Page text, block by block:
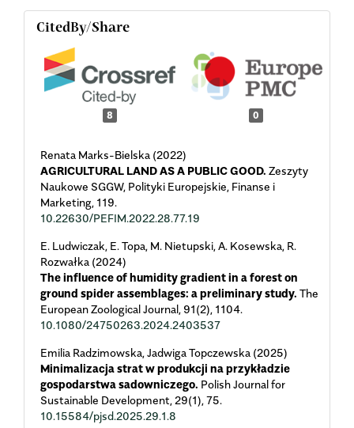
CitedBy/Share
8 0
Renata Marks-Bielska (2022)
AGRICULTURAL LAND AS A PUBLIC GOOD. Zeszyty
Naukowe SGGW, Polityki Europejskie, Finanse i
Marketing, 119.
10.22630/PEFIM.2022.28.77.19
E. Ludwiczak, E. Topa, M. Nietupski, A. Kosewska, R.
Rozwałka (2024)
The influence of humidity gradient in a forest on
ground spider assemblages: a preliminary study. The
European Zoological Journal, 91(2), 1104.
10.1080/24750263.2024.2403537
Emilia Radzimowska, Jadwiga Topczewska (2025)
Minimalizacja strat w produkcji na przykładzie
gospodarstwa sadowniczego. Polish Journal for
Sustainable Development,29(1),75.
10.15584/pjsd.2025.29.1.8